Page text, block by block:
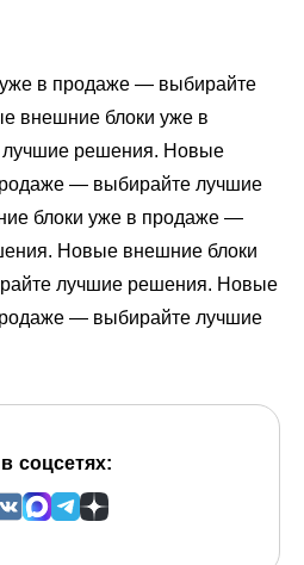
в продаже — выбирайте
внешние блоки уже в
решения. Новые
— выбирайте лучшие
блоки уже в продаже —
Новые внешние блоки
лучшие решения. Новые
— выбирайте лучшие
соцсетях: